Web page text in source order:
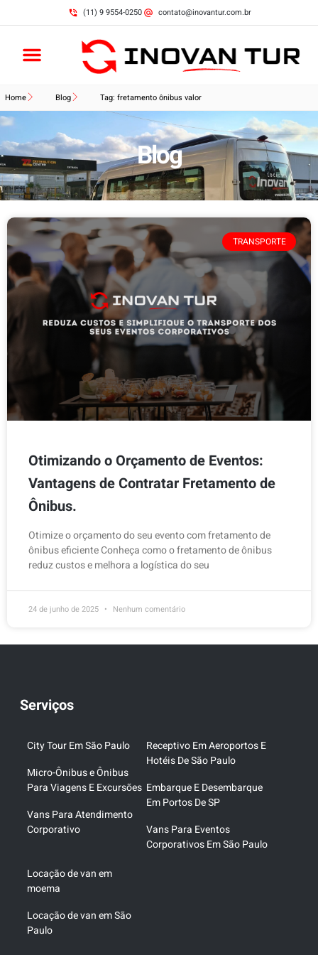
(11) 9 9554-0250 contato@inovantur.com.br
Home Blog Tag: fretamento ônibus valor
Blog
TRANSPORTE
Otimizando o Orçamento de Eventos:
Vantagens de Contratar Fretamento de
Ônibus.
Otimize o orçamento do seu evento com fretamento de
ônibus eficiente Conheça como o fretamento de ônibus
reduz custos e melhora a logística do seu
24 de junho de 2025 Nenhum comentário
Serviços
City Tour Em São Paulo
Micro-Ônibus e Ônibus
Para Viagens E Excursões
Vans Para Atendimento
Corporativo
Receptivo Em Aeroportos E
Hotéis De São Paulo
Embarque E Desembarque
Em Portos De SP
Vans Para Eventos
Corporativos Em São Paulo
Locação de van em
moema
Locação de van em São
Paulo